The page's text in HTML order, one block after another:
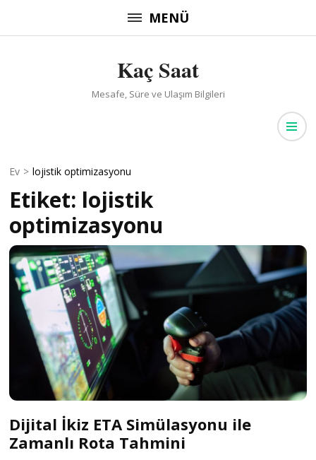
atla
MENÜ
Kaç Saat
Mesafe, Süre ve Ulaşım Bilgileri
Ev > lojistik optimizasyonu
Etiket: lojistik
optimizasyonu
Dijital İkiz ETA Simülasyonu ile
Zamanlı Rota Tahmini